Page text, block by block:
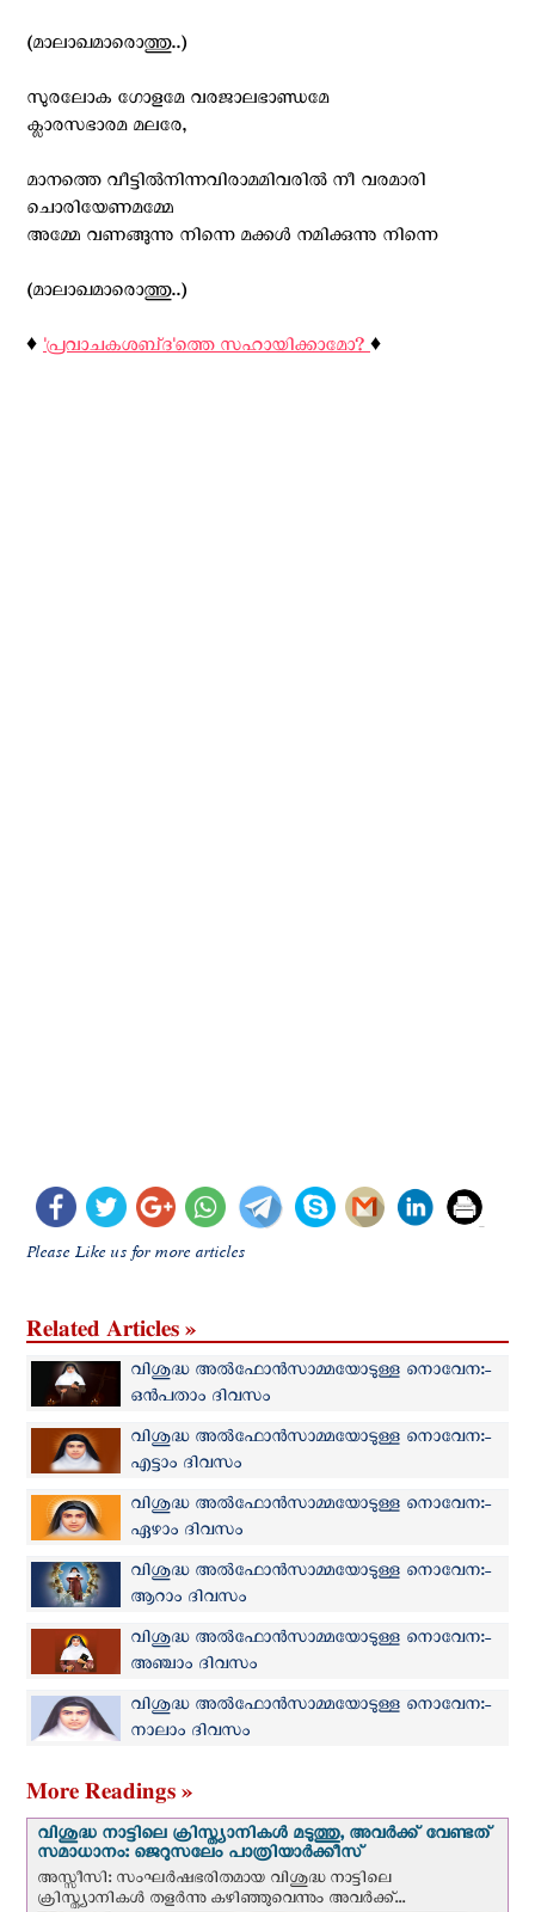
(മാലാഖമാരൊത്തു..)
സുരലോക ഗോളമേ വരജാലഭാണ്ഡമേ
ക്ലാരസഭാരമ മലരേ,
മാനത്തെ വീട്ടില്‍നിന്നവിരാമമിവരില്‍ നീ വരമാരി
ചൊരിയേണമമ്മേ
അമ്മേ വണങ്ങുന്നു നിന്നെ മക്കള്‍ നമിക്കുന്നു നിന്നെ
(മാലാഖമാരൊത്തു..)
♦️ 'പ്രവാചകശബ്‌ദ'ത്തെ സഹായിക്കാമോ?♦️
Please Like us for more articles
Related Articles »
വിശുദ്ധ അല്‍ഫോന്‍സാമ്മയോടുള്ള നൊവേന:-
ഒന്‍പതാം ദിവസം
വിശുദ്ധ അല്‍ഫോന്‍സാമ്മയോടുള്ള നൊവേന:-
എട്ടാം ദിവസം
വിശുദ്ധ അല്‍ഫോന്‍സാമ്മയോടുള്ള നൊവേന:-
ഏഴാം ദിവസം
വിശുദ്ധ അല്‍ഫോന്‍സാമ്മയോടുള്ള നൊവേന:-
ആറാം ദിവസം
വിശുദ്ധ അല്‍ഫോന്‍സാമ്മയോടുള്ള നൊവേന:-
അഞ്ചാം ദിവസം
വിശുദ്ധ അല്‍ഫോന്‍സാമ്മയോടുള്ള നൊവേന:-
നാലാം ദിവസം
More Readings »
വിശുദ്ധ നാട്ടിലെ ക്രിസ്ത്യാനികൾ മടുത്തു, അവർക്ക് വേണ്ടത്
സമാധാനം: ജെറുസലേം പാത്രിയാര്‍ക്കീസ്
അസ്സീസി: സംഘര്‍ഷഭരിതമായ വിശുദ്ധ നാട്ടിലെ
ക്രിസ്ത്യാനികൾ തളര്‍ന്നു കഴിഞ്ഞുവെന്നും അവർക്ക്...